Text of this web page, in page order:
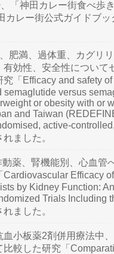
「神田カレー街食べ歩
カレー街公式ガイドブ
肥満、過体重、カグリ
有効性、安全性について
「Efficacy and safety
semaglutide versus
or obesity with or
and Taiwan
active-
ました。
薬、腎機能別、心血管
Cardiovascular Efficacy
by Kidney Function:
Trials Including
ました。
小板薬2剤併用療法中、
比較した研究「